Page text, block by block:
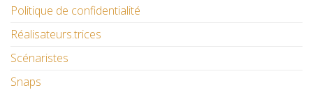
Politique de confidentialité
Réalisateurs.trices
Scénaristes
Snaps